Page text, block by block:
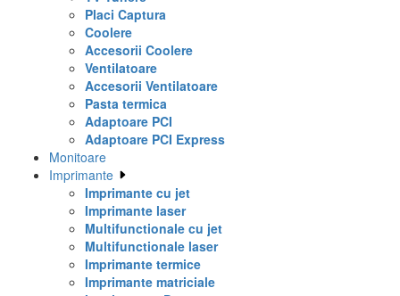
Placi Captura
Coolere
Accesorii Coolere
Ventilatoare
Accesorii Ventilatoare
Pasta termica
Adaptoare PCI
Adaptoare PCI Express
Monitoare
Imprimante
Imprimante cu jet
Imprimante laser
Multifunctionale cu jet
Multifunctionale laser
Imprimante termice
Imprimante matriciale